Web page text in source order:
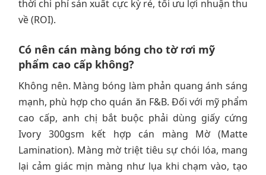
thời chi phí sản xuất cực kỳ rẻ, tối ưu lợi nhuận thu
về (ROI).
Có nên cán màng bóng cho tờ rơi mỹ
phẩm cao cấp không?
Không nên. Màng bóng làm phản quang ánh sáng
mạnh, phù hợp cho quán ăn F&B. Đối với mỹ phẩm
cao cấp, anh chị bắt buộc phải dùng giấy cứng
Ivory 300gsm kết hợp cán màng Mờ (Matte
Lamination). Màng mờ triệt tiêu sự chói lóa, mang
lại cảm giác mịn màng như lụa khi chạm vào, tạo